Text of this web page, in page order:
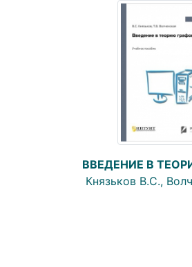
ВВЕДЕНИЕ В
Князьков В.С.,